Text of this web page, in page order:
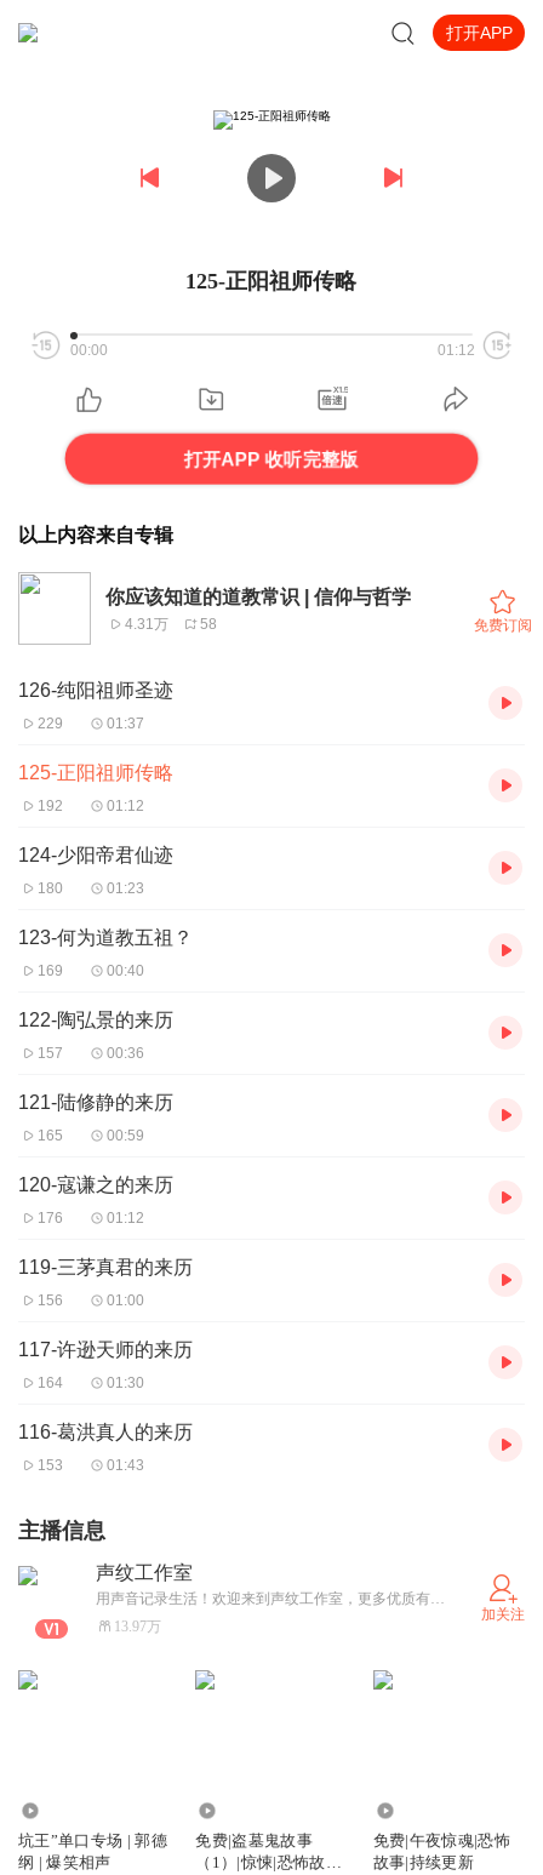
打开APP
125-正阳祖师传略
00:00 01:12
打开APP 收听完整版
以上内容来自专辑
你应该知道的道教常识 | 信仰与哲学
4.31万 58 免费订阅
126-纯阳祖师圣迹
229 01:37
125-正阳祖师传略
192 01:12
124-少阳帝君仙迹
180 01:23
123-何为道教五祖？
169 00:40
122-陶弘景的来历
157 00:36
121-陆修静的来历
165 00:59
120-寇谦之的来历
176 01:12
119-三茅真君的来历
156 01:00
117-许逊天师的来历
164 01:30
116-葛洪真人的来历
153 01:43
主播信息
声纹工作室
用声音记录生活！欢迎来到声纹工作室，更多优质有声作品免费畅听！
13.97万
加关注
坑王”单口专场 | 郭德
纲 | 爆笑相声
免费|盗墓鬼故事
（1）|惊悚|恐怖故事|
免费|午夜惊魂|恐怖
故事|持续更新